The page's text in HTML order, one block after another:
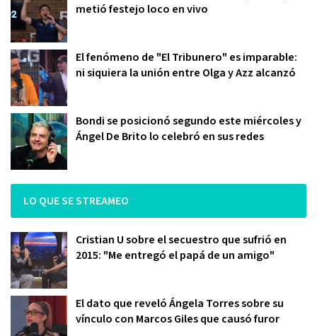
metió festejo loco en vivo
El fenómeno de "El Tribunero" es imparable:
ni siquiera la unión entre Olga y Azz alcanzó
Bondi se posicionó segundo este miércoles y
Ángel De Brito lo celebró en sus redes
LO QUE SE STREAMEO
Cristian U sobre el secuestro que sufrió en
2015: "Me entregó el papá de un amigo"
El dato que reveló Ángela Torres sobre su
vínculo con Marcos Giles que causó furor